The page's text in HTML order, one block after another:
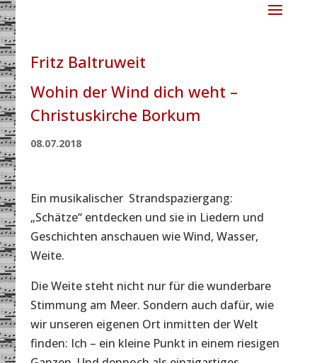
Fritz Baltruweit
Wohin der Wind dich weht –
Christuskirche Borkum
08.07.2018
Ein musikalischer Strandspaziergang:
„Schätze“ entdecken und sie in Liedern und
Geschichten anschauen wie Wind, Wasser,
Weite.
Die Weite steht nicht nur für die wunderbare
Stimmung am Meer. Sondern auch dafür, wie
wir unseren eigenen Ort inmitten der Welt
finden: Ich – ein kleine Punkt in einem riesigen